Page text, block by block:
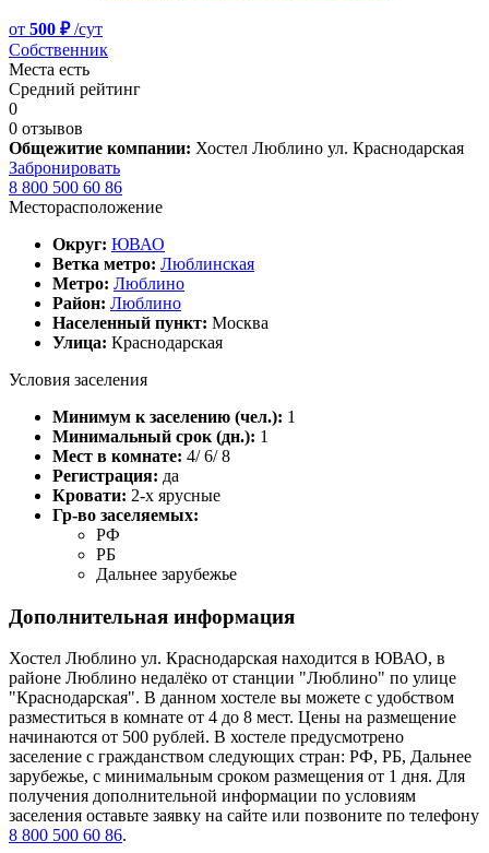
от 500 ₽/сут
Собственник
Места есть
Средний рейтинг
0
0 отзывов
Общежитие компании: Хостел Люблино ул. Краснодарская
Забронировать
8 800 500 60 86
Месторасположение
Округ: ЮВАО
Ветка метро: Люблинская
Метро: Люблино
Район: Люблино
Населенный пункт: Москва
Улица: Краснодарская
Условия заселения
Минимум к заселению (чел.): 1
Минимальный срок (дн.): 1
Мест в комнате: 4/ 6/ 8
Регистрация: да
Кровати: 2-х ярусные
Гр-во заселяемых:
РФ
РБ
Дальнее зарубежье
Дополнительная информация
Хостел Люблино ул. Краснодарская находится в ЮВАО, в
районе Люблино недалёко от станции "Люблино" по улице
"Краснодарская". В данном хостеле вы можете с удобством
разместиться в комнате от 4 до 8 мест. Цены на размещение
начинаются от 500 рублей. В хостеле предусмотрено
заселение с гражданством следующих стран: РФ, РБ, Дальнее
зарубежье, с минимальным сроком размещения от 1 дня. Для
получения дополнительной информации по условиям
заселения оставьте заявку на сайте или позвоните по телефону
8 800 500 60 86.